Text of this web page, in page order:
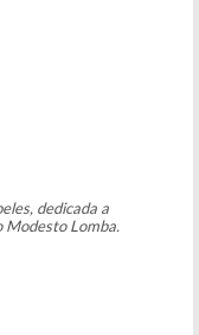
dedicada a
Modesto Lomba.